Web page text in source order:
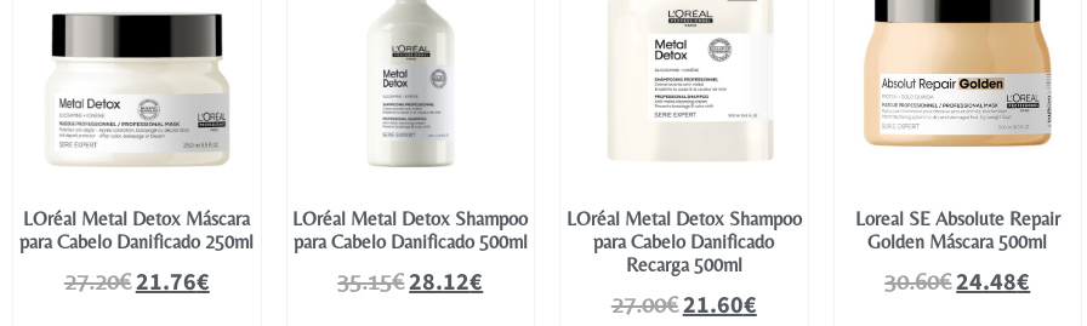
LOréal Metal Detox Máscara
para Cabelo Danificado 250ml
27.20€21.76€
LOréal Metal Detox Shampoo
para Cabelo Danificado 500ml
35.15€28.12€
LOréal Metal Detox Shampoo
para Cabelo Danificado
Recarga 500ml
27.00€21.60€
Loreal SE Absolute Repair
Golden Máscara 500ml
30.60€24.48€